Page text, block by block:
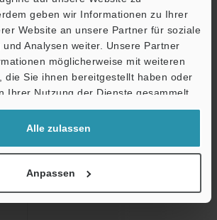
geben wir Informationen zu Ihrer
Website an unsere Partner für soziale
Analysen weiter. Unsere Partner
möglicherweise mit weiteren
die Sie ihnen bereitgestellt haben oder
Ihrer Nutzung der Dienste gesammelt
Alle zulassen
Anpassen
Umgebungslicht
Umgebungstemperatur im Betrieb
Relative Luftfeuchte im Betrieb
Lagertemperatur
Vibrationsfestigkeit
Support